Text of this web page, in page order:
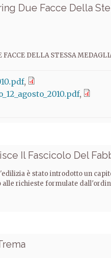
Due Facce Della
FACCE DELLA STESSA
Il Fascicolo Del
è stato introdotto un
richieste formulate